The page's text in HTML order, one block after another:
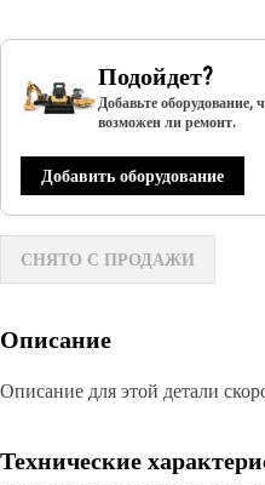
Подойдет?
Добавьте оборудование,
возможен ли ремонт.
Добавить оборудование
СНЯТО С ПРОДАЖИ
Описание
Описание для этой детали
Технические